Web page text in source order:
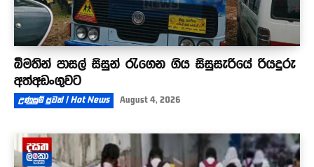
බීමතින් පාසල් සිසුන් රැගෙන ගිය සිසුසැරියේ රියදුරු
අත්අඩංගුවට
උණුසුම් පුවත් | Hot News August 4, 2026